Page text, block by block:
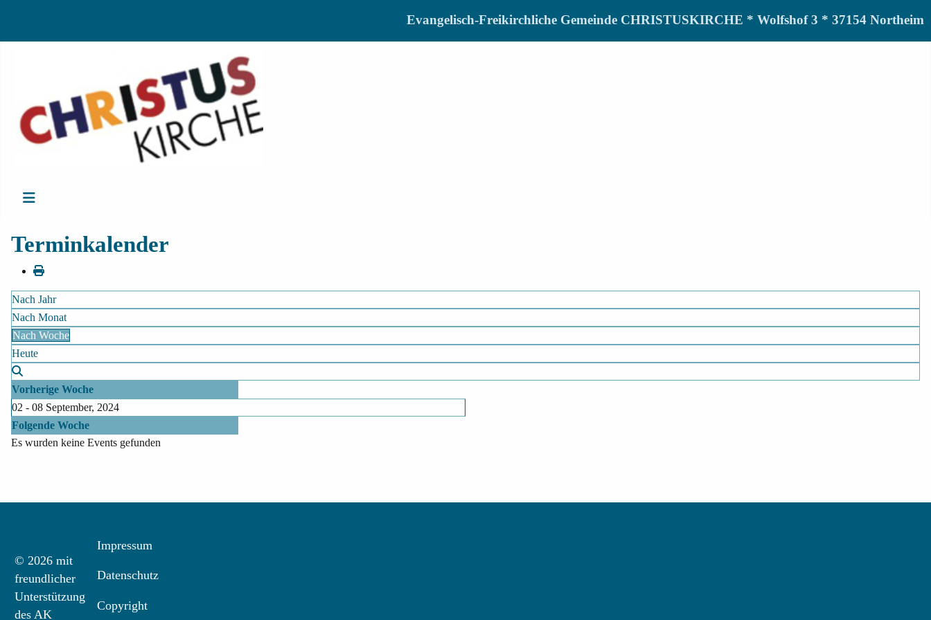
Evangelisch-Freikirchliche Gemeinde CHRISTUSKIRCHE * Wolfshof 3 * 37154 Northeim
Terminkalender
Nach Jahr
Nach Monat
Nach Woche
Heute
Vorherige Woche
02 - 08 September, 2024
Folgende Woche
Es wurden keine Events gefunden
© 2026 mit
freundlicher
Unterstützung
des AK
Impressum
Datenschutz
Copyright